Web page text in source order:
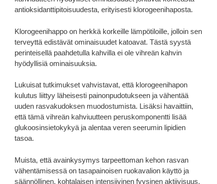
antioksidanttipitoisuudesta, erityisesti klorogeenihaposta.
Klorogeenihappo on herkkä korkeille lämpötiloille, jolloin sen
terveyttä edistävät ominaisuudet katoavat. Tästä syystä
perinteisellä paahdetulla kahvilla ei ole vihreän kahvin
hyödyllisiä ominaisuuksia.
Lukuisat tutkimukset vahvistavat, että klorogeenihapon
kulutus liittyy läheisesti painonpudotukseen ja vähentää
uuden rasvakudoksen muodostumista. Lisäksi havaittiin,
että tämä vihreän kahviuutteen peruskomponentti lisää
glukoosinsietokykyä ja alentaa veren seerumin lipidien
tasoa.
Muista, että avainkysymys tarpeettoman kehon rasvan
vähentämisessä on tasapainoisen ruokavalion käyttö ja
säännöllinen, kohtalaisen intensiivinen fyysinen aktiivisuus.